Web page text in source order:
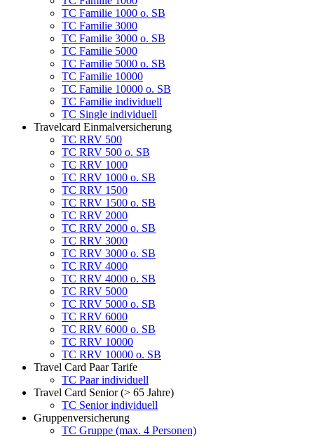
TC Familie 1000 o. SB
TC Familie 3000
TC Familie 3000 o. SB
TC Familie 5000
TC Familie 5000 o. SB
TC Familie 10000
TC Familie 10000 o. SB
TC Familie individuell
TC Single individuell
Travelcard Einmalversicherung
TC RRV 500
TC RRV 500 o. SB
TC RRV 1000
TC RRV 1000 o. SB
TC RRV 1500
TC RRV 1500 o. SB
TC RRV 2000
TC RRV 2000 o. SB
TC RRV 3000
TC RRV 3000 o. SB
TC RRV 4000
TC RRV 4000 o. SB
TC RRV 5000
TC RRV 5000 o. SB
TC RRV 6000
TC RRV 6000 o. SB
TC RRV 10000
TC RRV 10000 o. SB
Travel Card Paar Tarife
TC Paar individuell
Travel Card Senior (> 65 Jahre)
TC Senior individuell
Gruppenversicherung
TC Gruppe (max. 4 Personen)